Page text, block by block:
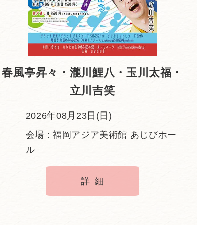
春風亭昇々・瀧川鯉八・玉川太福・
立川吉笑
2026年08月23日(日)
会場 : 福岡アジア美術館 あじびホー
ル
詳細